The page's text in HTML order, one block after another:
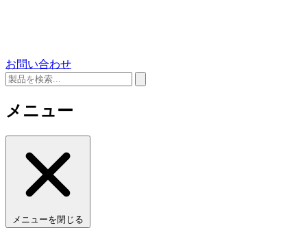
お問い合わせ
メニュー
メニューを閉じる